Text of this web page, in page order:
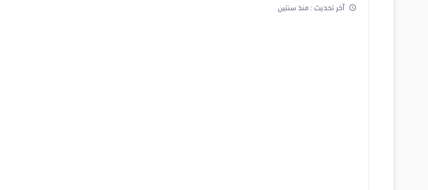
آخر تحديث :منذ سنتين